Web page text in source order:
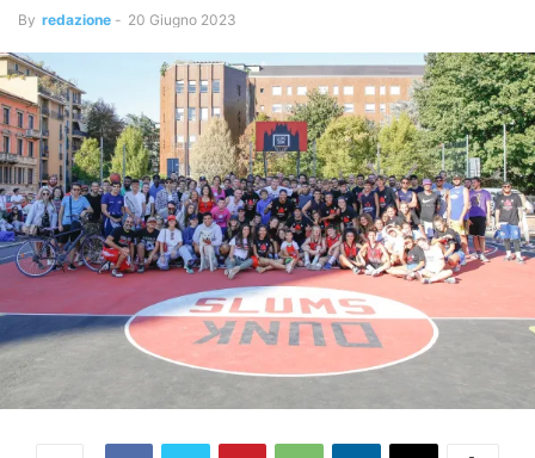
By redazione - 20 Giugno 2023